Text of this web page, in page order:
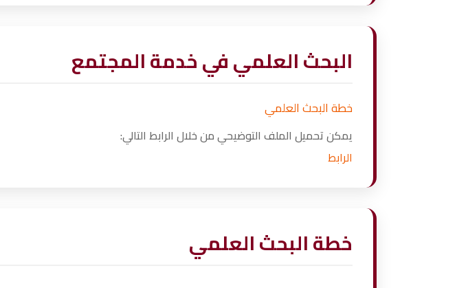
البحث العلمي في خدمة المجتمع
خطة البحث العلمي
يمكن تحميل الملف التوضيحي من خلال الرابط التالي:
الرابط
خطة البحث العلمي